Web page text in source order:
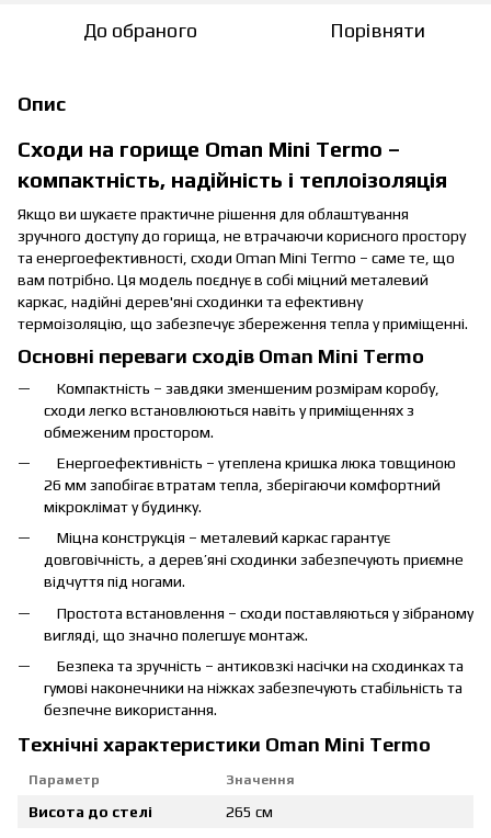
До обраного Порівняти
Опис
Сходи на горище Oman Mini Termo –
компактність, надійність і теплоізоляція
Якщо ви шукаєте практичне рішення для облаштування
зручного доступу до горища, не втрачаючи корисного простору
та енергоефективності, сходи Oman Mini Termo – саме те, що
вам потрібно. Ця модель поєднує в собі міцний металевий
каркас, надійні дерев'яні сходинки та ефективну
термоізоляцію, що забезпечує збереження тепла у приміщенні.
Основні переваги сходів Oman Mini Termo
Компактність – завдяки зменшеним розмірам коробу,
сходи легко встановлюються навіть у приміщеннях з
обмеженим простором.
Енергоефективність – утеплена кришка люка товщиною
26 мм запобігає втратам тепла, зберігаючи комфортний
мікроклімат у будинку.
Міцна конструкція – металевий каркас гарантує
довговічність, а дерев’яні сходинки забезпечують приємне
відчуття під ногами.
Простота встановлення – сходи поставляються у зібраному
вигляді, що значно полегшує монтаж.
Безпека та зручність – антиковзкі насічки на сходинках та
гумові наконечники на ніжках забезпечують стабільність та
безпечне використання.
Технічні характеристики Oman Mini Termo
Параметр Значення
Висота до стелі
265 см